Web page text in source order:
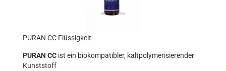
PURAN CC Flüssigkeit
PURAN CC ist ein biokompatibler, kaltpolymerisierender
Kunststoff